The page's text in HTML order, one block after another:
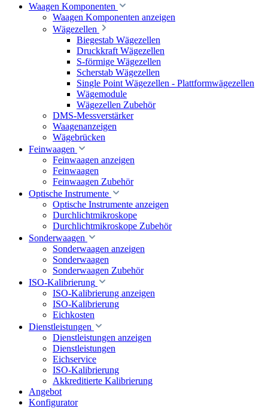
Waagen Komponenten
Waagen Komponenten anzeigen
Wägezellen
Biegestab Wägezellen
Druckkraft Wägezellen
S-förmige Wägezellen
Scherstab Wägezellen
Single Point Wägezellen - Plattformwägezellen
Wägemodule
Wägezellen Zubehör
DMS-Messverstärker
Waagenanzeigen
Wägebrücken
Feinwaagen
Feinwaagen anzeigen
Feinwaagen
Feinwaagen Zubehör
Optische Instrumente
Optische Instrumente anzeigen
Durchlichtmikroskope
Durchlichtmikroskope Zubehör
Sonderwaagen
Sonderwaagen anzeigen
Sonderwaagen
Sonderwaagen Zubehör
ISO-Kalibrierung
ISO-Kalibrierung anzeigen
ISO-Kalibrierung
Eichkosten
Dienstleistungen
Dienstleistungen anzeigen
Dienstleistungen
Eichservice
ISO-Kalibrierung
Akkreditierte Kalibrierung
Angebot
Konfigurator